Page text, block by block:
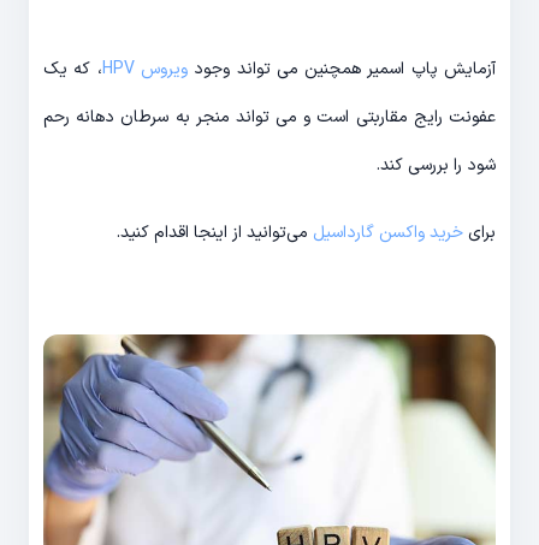
آزمایش پاپ اسمیر همچنین می تواند وجودویروس HPV
، که یک
عفونت رایج مقاربتی است و می تواند منجر به سرطان دهانه رحم
شود را بررسی کند.
برایخرید واکسن گارداسیل می‌توانید از اینجا اقدام کنید.